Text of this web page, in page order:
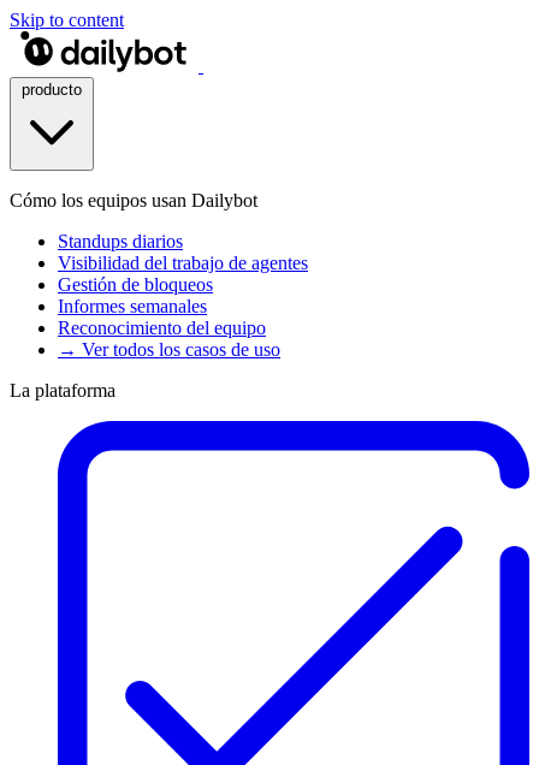
Skip to content
Cómo los equipos usan Dailybot
Standups diarios
Visibilidad del trabajo de agentes
Gestión de bloqueos
Informes semanales
Reconocimiento del equipo
→ Ver todos los casos de uso
La plataforma